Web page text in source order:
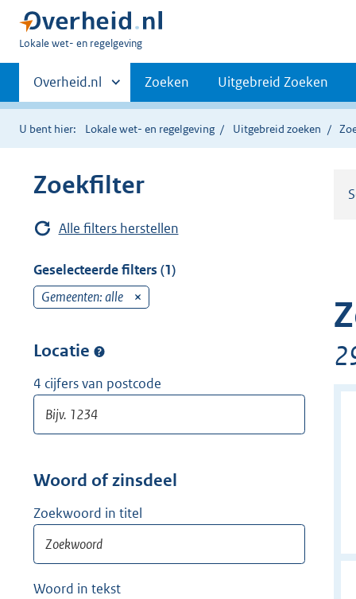
U
hier:
Lokale wet- en regelgeving
Primaire
navigatie
Andere
sites
binnen
Overheid.nl Zoeken Uitgebreid Zoeken
U bent hier: Lokale wet- en regelgeving Uitgebreid zoeken
Zoekfilter
Alle filters herstellen
Geselecteerde filters (1)
Gemeenten: alle
i
Locatie
4 cijfers van postcode
Woord of zinsdeel
Zoekwoord in titel
Woord in tekst